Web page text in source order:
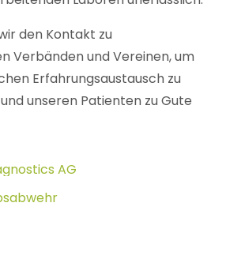
den Kontakt zu
Verbänden und Vereinen, um
Erfahrungsaustausch zu
unseren Patienten zu Gute